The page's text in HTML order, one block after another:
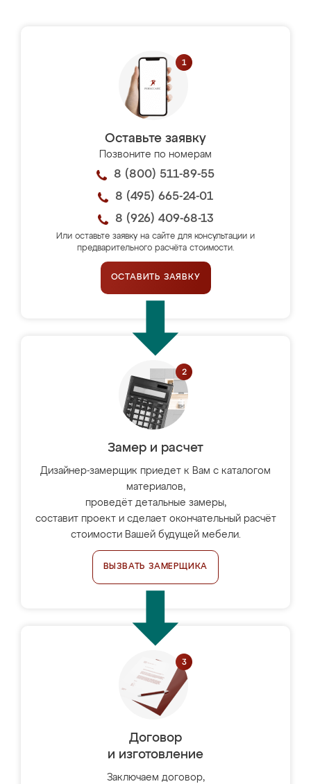
Оставьте заявку
Позвоните по номерам
8 (800) 511-89-55
8 (495) 665-24-01
8 (926) 409-68-13
Или оставьте заявку на сайте для консультации и
предварительного расчёта стоимости.
ОСТАВИТЬ ЗАЯВКУ
Замер и расчет
Дизайнер-замерщик приедет к Вам с каталогом
материалов,
проведёт детальные замеры,
составит проект и сделает окончательный расчёт
стоимости Вашей будущей мебели.
ВЫЗВАТЬ ЗАМЕРЩИКА
Договор
и изготовление
Заключаем договор,